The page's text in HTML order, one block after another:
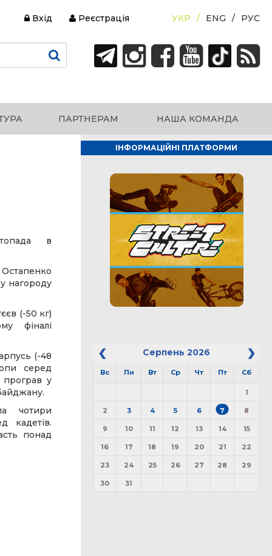
РУС
ENG
УКР
Реєстрація
Вхід
ПАРТНЕРАМ НАША КОМАНДА
в
нагороду
(-50 кг)
фіналі
(-48
серед
програв у
чотири
кадетів.
понад
ІНФОРМАЦІЙНІ ПЛАТФОРМИ
Серпень 2026
Вс Пн Вт Ср Чт Пт Сб
1
2 3 4 5 6 7 8
9 10 11 12 13 14 15
16 17 18 19 20 21 22
23 24 25 26 27 28 29
30 31